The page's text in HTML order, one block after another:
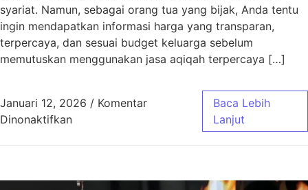
syariat. Namun, sebagai orang tua yang bijak, Anda tentu
ingin mendapatkan informasi harga yang transparan,
terpercaya, dan sesuai budget keluarga sebelum
memutuskan menggunakan jasa aqiqah terpercaya […]
Januari 12, 2026 / Komentar
Dinonaktifkanpada Harga Aqiqah Bandung, Antar Gratis!
Baca Lebih
Lanjut